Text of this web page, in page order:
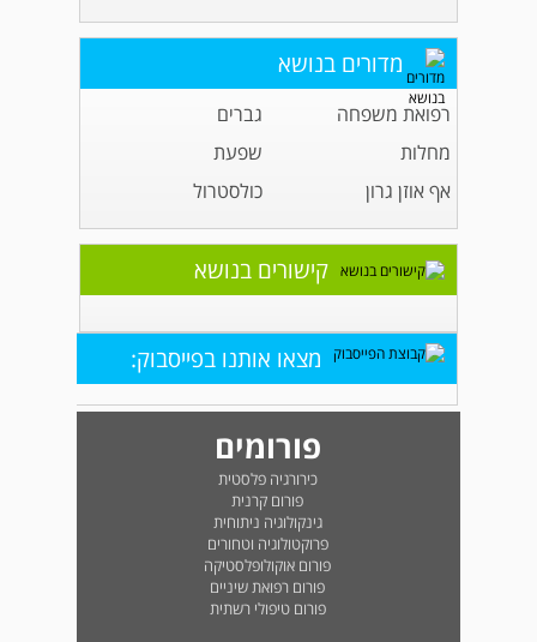
מדורים בנושא
רפואת משפחה
גברים
מחלות
שפעת
אף אוזן גרון
כולסטרול
קישורים בנושא
מצאו אותנו בפייסבוק:
פורומים
כירורגיה פלסטית
פורום קרנית
גינקולוגיה ניתוחית
פרוקטולוגיה וטחורים
פורום אוקולופלסטיקה
פורום רפואת שיניים
פורום טיפולי רשתית